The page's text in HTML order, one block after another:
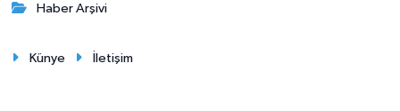
Haber Arşivi
Künye İletişim